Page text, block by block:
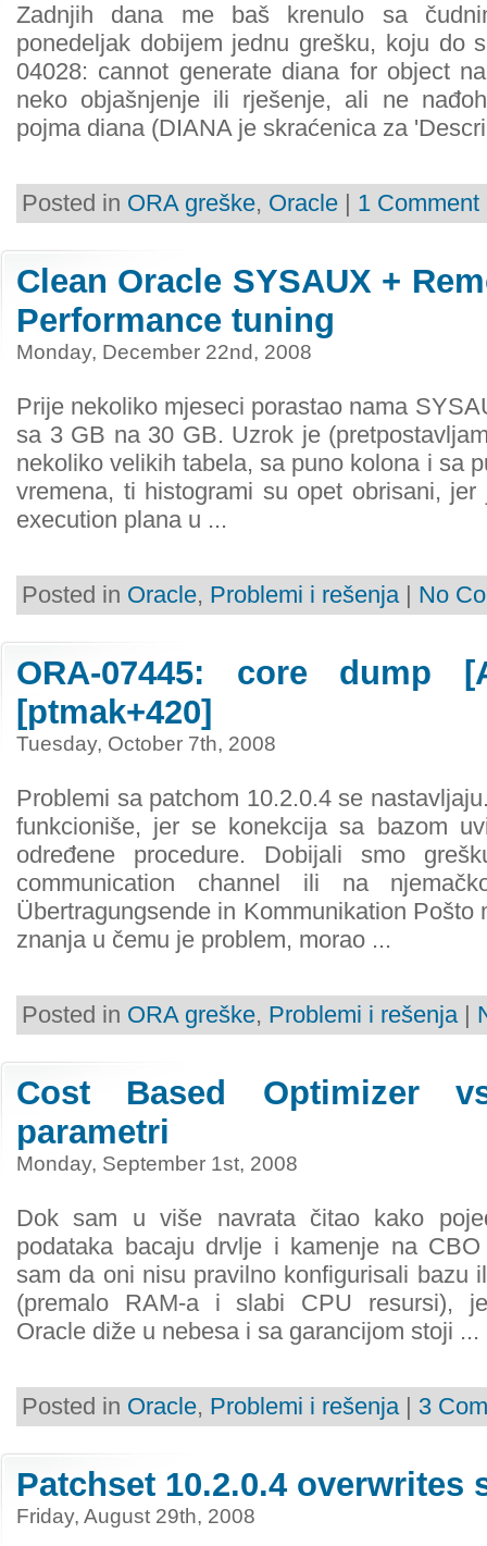
Zadnjih dana me baš krenulo sa
ponedeljak dobijem jednu grešku, koju do
04028: cannot generate diana for object
neko objašnjenje ili rješenje, ali ne
pojma diana (DIANA je skraćenica za
Posted in ORA greške, Oracle | 1 Comment
Clean Oracle SYSAUX +
Performance tuning
Monday, December 22nd, 2008
Prije nekoliko mjeseci porastao nama
sa 3 GB na 30 GB. Uzrok je
nekoliko velikih tabela, sa puno kolona i sa
vremena, ti histogrami su opet obrisani,
execution plana u ...
Posted in Oracle, Problemi i rešenja| No
ORA-07445: core dump
[ptmak+420]
Tuesday, October 7th, 2008
Problemi sa patchom 10.2.0.4 se
funkcioniše, jer se konekcija sa bazom
određene procedure. Dobijali smo
communication channel ili na
Übertragungsende in Kommunikation
znanja u čemu je problem, morao ...
Posted in ORA greške, Problemi i rešenja|
Cost Based Optimizer
parametri
Monday, September 1st, 2008
Dok sam u više navrata čitao kako
podataka bacaju drvlje i kamenje na
sam da oni nisu pravilno konfigurisali bazu
(premalo RAM-a i slabi CPU resursi),
Oracle diže u nebesa i sa garancijom stoji ...
Posted in Oracle, Problemi i rešenja| 3
Patchset 10.2.0.4 overwrites
Friday, August 29th, 2008